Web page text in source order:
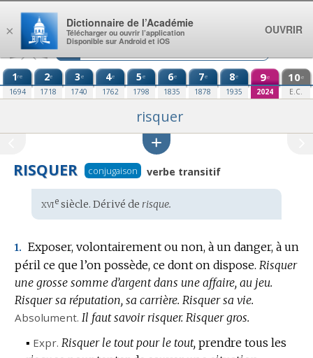
Aller au contenu
1re
1694
2e
1718
3e
1740
4e
1762
5e
1798
6e
1835
7e
1878
8e
1935
9e
2024
10e
E.C.
risquer
RISQUER conjugaison verbe transitif
Étymologie
:
xviesiècle. Dérivé de risque.
1. Exposer, volontairement ou non, à un danger, à un
péril ce que l’on possède, ce dont on dispose. Risquer
une grosse somme d’argent dans une affaire, au jeu.
Risquer sa réputation, sa carrière. Risquer sa vie.
Absolument. Il faut savoir risquer. Risquer gros.
▪ Expr. Risquer le tout pour le tout, prendre tous les
×
Dictionnaire de l’Académie
Télécharger ou ouvrir l’application
Disponible sur Android et iOS
OUVRIR